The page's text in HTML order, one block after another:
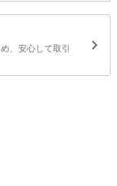
、安心して取引